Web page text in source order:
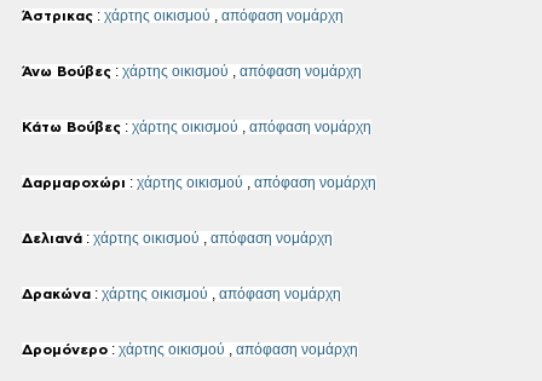
Άστρικας : χάρτης οικισμού , απόφαση νομάρχη
Άνω Βούβες : χάρτης οικισμού , απόφαση νομάρχη
Κάτω Βούβες : χάρτης οικισμού , απόφαση νομάρχη
Δαρμαροχώρι : χάρτης οικισμού , απόφαση νομάρχη
Δελιανά : χάρτης οικισμού , απόφαση νομάρχη
Δρακώνα : χάρτης οικισμού , απόφαση νομάρχη
Δρομόνερο : χάρτης οικισμού , απόφαση νομάρχη